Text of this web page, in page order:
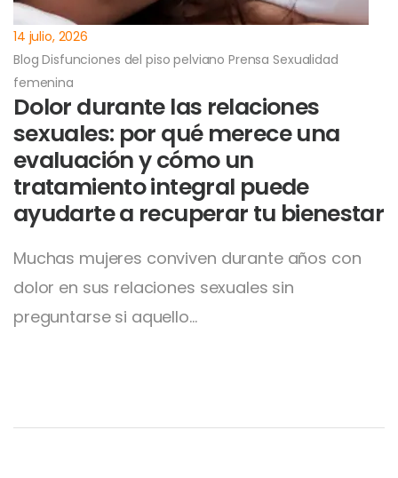
14 julio, 2026
Blog Disfunciones del piso pelviano Prensa Sexualidad
femenina
Dolor durante las relaciones
sexuales: por qué merece una
evaluación y cómo un
tratamiento integral puede
ayudarte a recuperar tu bienestar
Muchas mujeres conviven durante años con
dolor en sus relaciones sexuales sin
preguntarse si aquello…